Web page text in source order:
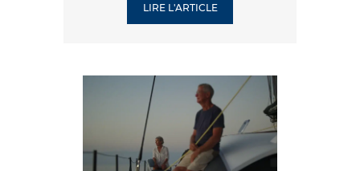
LIRE L'ARTICLE